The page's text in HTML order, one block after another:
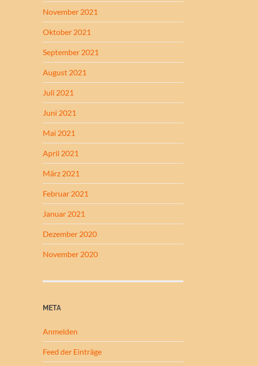
November 2021
Oktober 2021
September 2021
August 2021
Juli 2021
Juni 2021
Mai 2021
April 2021
März 2021
Februar 2021
Januar 2021
Dezember 2020
November 2020
META
Anmelden
Feed der Einträge